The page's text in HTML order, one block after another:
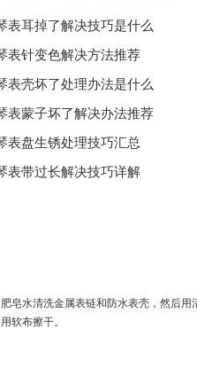
表耳掉了解决技巧是什么
表针变色解决方法推荐
表壳坏了处理办法是什么
表蒙子坏了解决办法推荐
表盘生锈处理技巧汇总
表带过长解决技巧详解
皂水清洗金属表链和防水表壳，然后用
软布擦干。